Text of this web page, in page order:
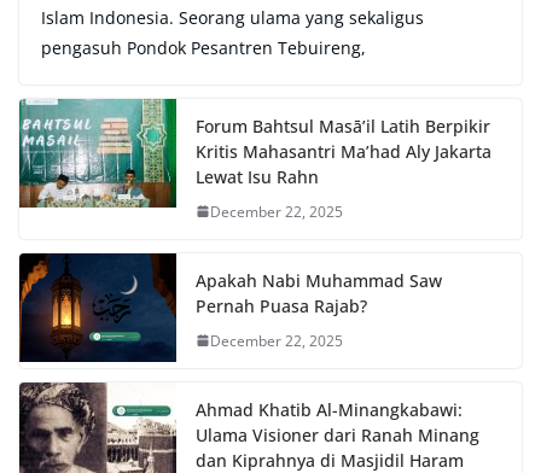
Islam Indonesia. Seorang ulama yang sekaligus
pengasuh Pondok Pesantren Tebuireng,
Forum Bahtsul Masā’il Latih Berpikir
Kritis Mahasantri Ma’had Aly Jakarta
Lewat Isu Rahn
December 22, 2025
Apakah Nabi Muhammad Saw
Pernah Puasa Rajab?
December 22, 2025
Ahmad Khatib Al-Minangkabawi:
Ulama Visioner dari Ranah Minang
dan Kiprahnya di Masjidil Haram